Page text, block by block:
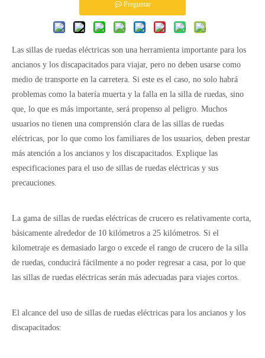
Preguntar
Las sillas de ruedas eléctricas son una herramienta importante para los
ancianos y los discapacitados para viajar, pero no deben usarse como
medio de transporte en la carretera. Si este es el caso, no solo habrá
problemas como la batería muerta y la falla en la silla de ruedas, sino
que, lo que es más importante, será propenso al peligro. Muchos
usuarios no tienen una comprensión clara de las sillas de ruedas
eléctricas, por lo que como los familiares de los usuarios, deben prestar
más atención a los ancianos y los discapacitados. Explique las
especificaciones para el uso de sillas de ruedas eléctricas y sus
precauciones.
La gama de sillas de ruedas eléctricas de crucero es relativamente corta,
básicamente alrededor de 10 kilómetros a 25 kilómetros. Si el
kilometraje es demasiado largo o excede el rango de crucero de la silla
de ruedas, conducirá fácilmente a no poder regresar a casa, por lo que
las sillas de ruedas eléctricas serán más adecuadas para viajes cortos.
El alcance del uso de sillas de ruedas eléctricas para los ancianos y los
discapacitados: